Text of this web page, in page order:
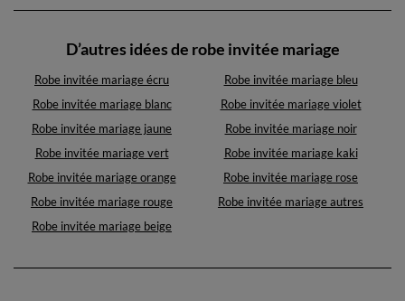
D’autres idées de robe invitée mariage
Robe invitée mariage écru
Robe invitée mariage bleu
Robe invitée mariage blanc
Robe invitée mariage violet
Robe invitée mariage jaune
Robe invitée mariage noir
Robe invitée mariage vert
Robe invitée mariage kaki
Robe invitée mariage orange
Robe invitée mariage rose
Robe invitée mariage rouge
Robe invitée mariage autres
Robe invitée mariage beige